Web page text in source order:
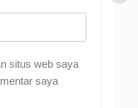
situs web saya
saya